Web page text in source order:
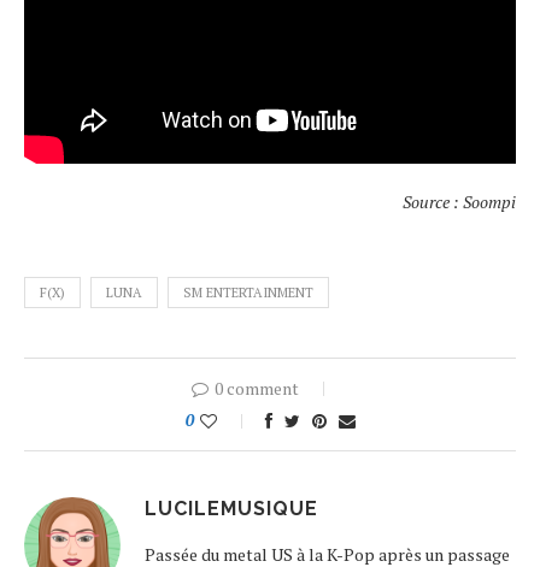
Source : Soompi
F(X) LUNA SM ENTERTAINMENT
0 comment
0
LUCILEMUSIQUE
Passée du metal US à la K-Pop après un passage